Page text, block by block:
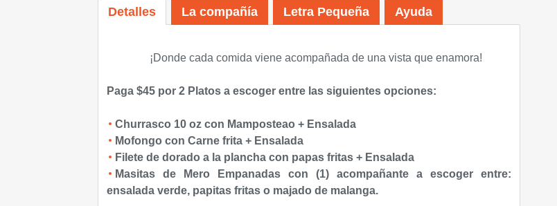
Detalles La compañía Letra Pequeña Ayuda
¡Donde cada comida viene acompañada de una vista que enamora!
Paga $45 por 2 Platos a escoger entre las siguientes opciones:
Churrasco 10 oz con Mamposteao + Ensalada
Mofongo con Carne frita + Ensalada
Filete de dorado a la plancha con papas fritas + Ensalada
Masitas de Mero Empanadas con (1) acompañante a escoger entre:
ensalada verde, papitas fritas o majado de malanga.